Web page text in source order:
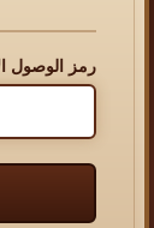
رمز الوصول